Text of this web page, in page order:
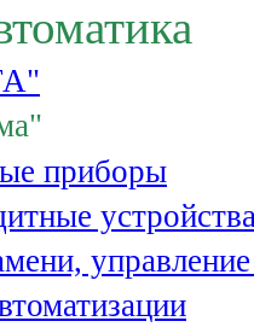
приборы